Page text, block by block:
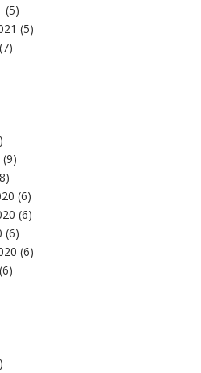
(5)
(5)
(7)
(9)
(6)
(6)
(6)
(6)
(6)